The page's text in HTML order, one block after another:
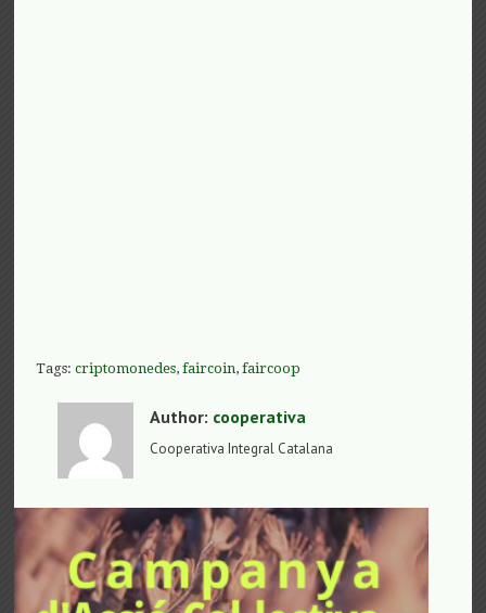
Tags:criptomonedes,faircoin,faircoop
Author: cooperativa
Cooperativa Integral Catalana